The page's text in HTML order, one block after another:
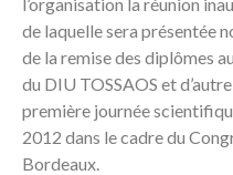
de laquelle sera présentée
de la remise des diplômes
du DIU TOSSAOS et
première journée
2012 dans le cadre du
Bordeaux.